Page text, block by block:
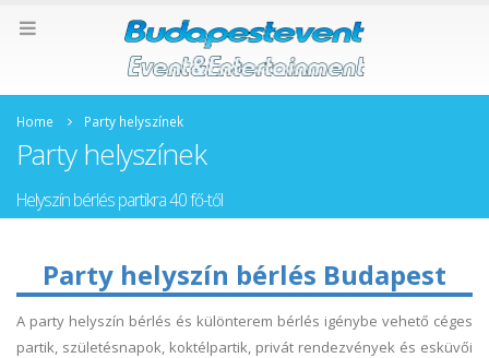
Home Party helyszínek
Party helyszínek
Helyszín bérlés partikra 40 fő-től
Party helyszín bérlés Budapest
A party helyszín bérlés és különterem bérlés igénybe vehető céges
partik, születésnapok, koktélpartik, privát rendezvények és esküvői